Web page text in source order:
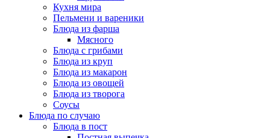
Кухня мира
Пельмени и вареники
Блюда из фарша
Мясного
Блюда с грибами
Блюда из круп
Блюда из макарон
Блюда из овощей
Блюда из творога
Соусы
Блюда по случаю
Блюда в пост